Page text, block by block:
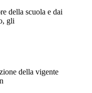
della scuola e dai
gli
della vigente